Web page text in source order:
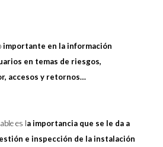
importante en la información
en temas de riesgos,
accesos y retornos…
es la importancia que se le da a
e inspección de la instalación